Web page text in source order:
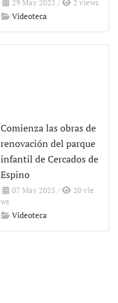
Videoteca
Comienza las obras de
renovación del parque
infantil de Cercados de
Espino
07 May 2025 /
20 vie
ws
Videoteca